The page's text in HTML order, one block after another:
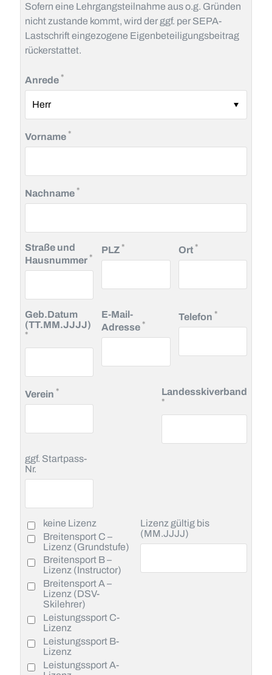
Sofern eine Lehrgangsteilnahme aus o.g. Gründen
nicht zustande kommt, wird der ggf. per SEPA-
Lastschrift eingezogene Eigenbeteiligungsbeitrag
rückerstattet.
Anrede *Pflichtfeld
Vorname *Pflichtfeld
Nachname *Pflichtfeld
Straße und
Hausnummer *Pflichtfeld
PLZ*Pflichtfeld Ort*Pflichtfeld
Geb.Datum
(TT.MM.JJJJ)
*Pflichtfeld
E-Mail-
Adresse*Pflichtfeld
Telefon*Pflichtfeld
Verein *Pflichtfeld Landesskiverband
*Pflichtfeld
ggf. Startpass-
Nr.
keine Lizenz
Breitensport C –
Lizenz (Grundstufe)
Breitensport B –
Lizenz (Instructor)
Breitensport A –
Lizenz (DSV-
Skilehrer)
Leistungssport C-
Lizenz
Leistungssport B-
Lizenz
Leistungssport A-
Lizenz gültig bis
(MM.JJJJ)